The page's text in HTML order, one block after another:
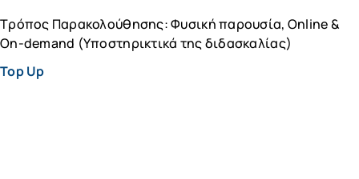
Τρόπος Παρακολούθησης: Φυσική παρουσία, Online &
On-demand (Υποστηρικτικά της διδασκαλίας)
Top Up